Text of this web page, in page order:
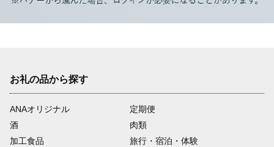
お礼の品から探す
ANAオリジナル
定期便
酒
肉類
加工食品
旅行・宿泊・体験